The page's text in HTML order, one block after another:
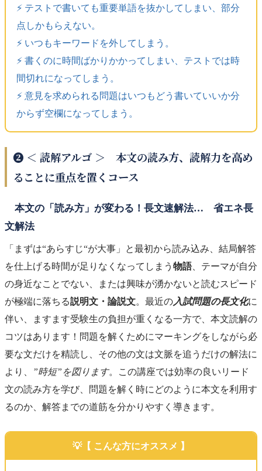
⚡️ テストで書いても重要単語を抜かしてしまい、部分
点しかもらえない。
⚡️ いつもキーワードを外してしまう。
⚡️ 書くのに時間ばかりかかってしまい、テストでは時
間切れになってしまう。
⚡️ 意見を求められる問題はいつもどう書いていいか分
からず空欄になってしまう。
❷ ＜ 読解アルゴ ＞ 本文の読み方、読解力を高め
ることに重点を置くコース
本文の「読み方」が変わる！長文速解法… 省エネ長
文解法
「まずは“あらすじ“が大事」と最初から読み込み、結局解答
を仕上げる時間が足りなくなってしまう 物語、テーマが自分
の身近なことでない、または興味が湧かないと読むスピード
が極端に落ちる説明文・論説文。最近の入試問題の長文化に
伴い、ますます受験生の負担が重くなる一方で、本文読解の
コツはあります！問題を解くためにマーキングをしながら必
要な文だけを精読し、その他の文は文脈を追うだけの解法に
より、
”時短”を図ります。この講座では効率の良いリード
文の読み方を学び、問題を解く時にどのように本文を利用す
るのか、解答までの道筋を分かりやすく導きます。
【 こんな方にオススメ 】